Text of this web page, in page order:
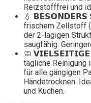
Reizstofffrei und
💧 𝗕𝗘𝗦𝗢𝗡𝗗𝗘𝗥𝗦
frischem Zellstoff (
der 2-lagigen
saugfähig.
🧼
tägliche Reinigung
für alle gängigen
Händetrocknen.
und Küchen.